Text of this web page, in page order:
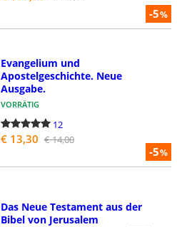
-5%
-5%
Evangelium und
Apostelgeschichte. Neue
Ausgabe.
VORRÄTIG
12
€ 13,30 € 14,00
Das Neue Testament aus der
Bibel von Jerusalem